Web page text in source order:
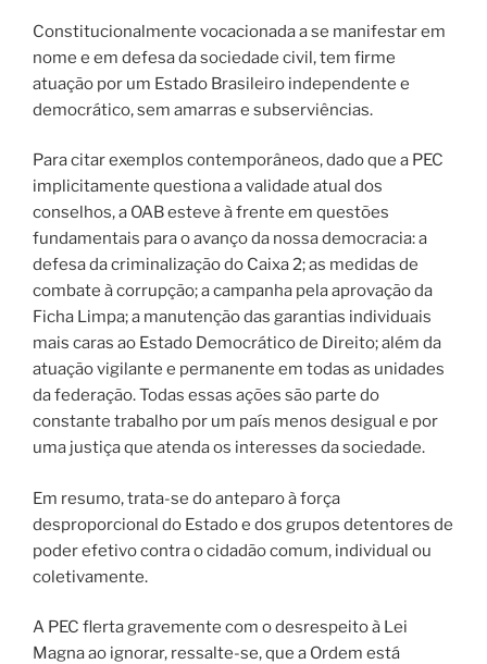
Constitucionalmente vocacionada a se manifestar em
nome e em defesa da sociedade civil, tem firme
atuação por um Estado Brasileiro independente e
democrático, sem amarras e subserviências.
Para citar exemplos contemporâneos, dado que a PEC
implicitamente questiona a validade atual dos
conselhos, a OAB esteve à frente em questões
fundamentais para o avanço da nossa democracia: a
defesa da criminalização do Caixa 2; as medidas de
combate à corrupção; a campanha pela aprovação da
Ficha Limpa; a manutenção das garantias individuais
mais caras ao Estado Democrático de Direito; além da
atuação vigilante e permanente em todas as unidades
da federação. Todas essas ações são parte do
constante trabalho por um país menos desigual e por
uma justiça que atenda os interesses da sociedade.
Em resumo, trata-se do anteparo à força
desproporcional do Estado e dos grupos detentores de
poder efetivo contra o cidadão comum, individual ou
coletivamente.
A PEC flerta gravemente com o desrespeito à Lei
Magna ao ignorar, ressalte-se, que a Ordem está